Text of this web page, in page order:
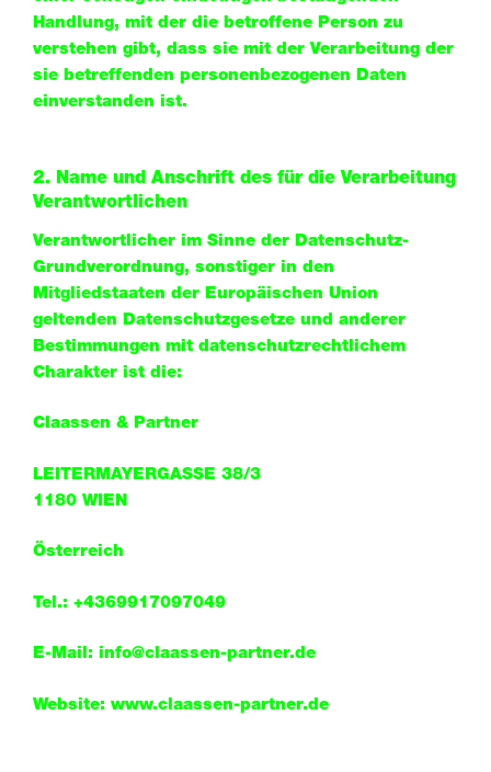
Handlung, mit der die betroffene Person zu
verstehen gibt, dass sie mit der Verarbeitung der
sie betreffenden personenbezogenen Daten
einverstanden ist.
2. Name und Anschrift des für die Verarbeitung
Verantwortlichen
Verantwortlicher im Sinne der Datenschutz-
Grundverordnung, sonstiger in den
Mitgliedstaaten der Europäischen Union
geltenden Datenschutzgesetze und anderer
Bestimmungen mit datenschutzrechtlichem
Charakter ist die:
Claassen & Partner
LEITERMAYERGASSE 38/3
1180 WIEN
Österreich
Tel.: +4369917097049
E-Mail: info@claassen-partner.de
Website: www.claassen-partner.de